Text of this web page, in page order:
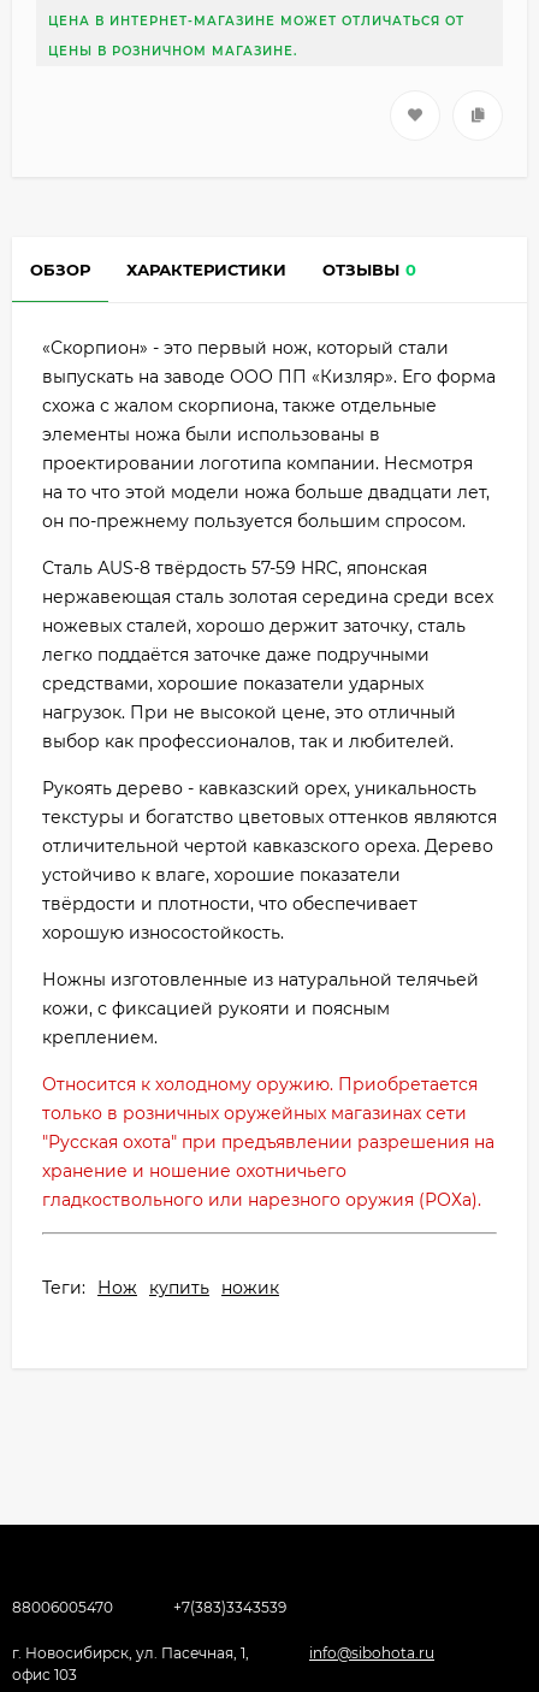
ЦЕНА В ИНТЕРНЕТ-МАГАЗИНЕ МОЖЕТ ОТЛИЧАТЬСЯ ОТ
ЦЕНЫ В РОЗНИЧНОМ МАГАЗИНЕ.
ОБЗОР ХАРАКТЕРИСТИКИ ОТЗЫВЫ 0
«Скорпион» - это первый нож, который стали
выпускать на заводе ООО ПП «Кизляр». Его форма
схожа с жалом скорпиона, также отдельные
элементы ножа были использованы в
проектировании логотипа компании. Несмотря
на то что этой модели ножа больше двадцати лет,
он по-прежнему пользуется большим спросом.
Сталь АUS-8 твёрдость 57-59 HRC, японская
нержавеющая сталь золотая середина среди всех
ножевых сталей, хорошо держит заточку, сталь
легко поддаётся заточке даже подручными
средствами, хорошие показатели ударных
нагрузок. При не высокой цене, это отличный
выбор как профессионалов, так и любителей.
Рукоять дерево - кавказский орех, уникальность
текстуры и богатство цветовых оттенков являются
отличительной чертой кавказского ореха. Дерево
устойчиво к влаге, хорошие показатели
твёрдости и плотности, что обеспечивает
хорошую износостойкость.
Ножны изготовленные из натуральной телячьей
кожи, с фиксацией рукояти и поясным
креплением.
Относится к холодному оружию. Приобретается
только в розничных оружейных магазинах сети
"Русская охота" при предъявлении разрешения на
хранение и ношение охотничьего
гладкоствольного или нарезного оружия (РОХа).
Теги: Нож купить ножик
88006005470 +7(383)3343539
г. Новосибирск, ул. Пасечная, 1,
офис 103
info@sibohota.ru